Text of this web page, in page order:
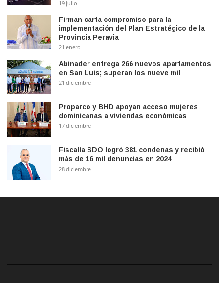
19 julio
Firman carta compromiso para la
implementación del Plan Estratégico de la
Provincia Peravia
21 enero
Abinader entrega 266 nuevos apartamentos
en San Luis; superan los nueve mil
21 diciembre
Proparco y BHD apoyan acceso mujeres
dominicanas a viviendas económicas
17 diciembre
Fiscalía SDO logró 381 condenas y recibió
más de 16 mil denuncias en 2024
28 diciembre